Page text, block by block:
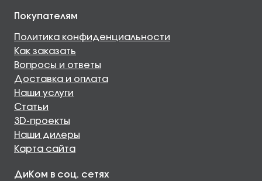
Покупателям
Политика конфиденциальности
Как заказать
Вопросы и ответы
Доставка и оплата
Наши услуги
Статьи
3D-проекты
Наши дилеры
Карта сайта
ДиКом в соц. сетях